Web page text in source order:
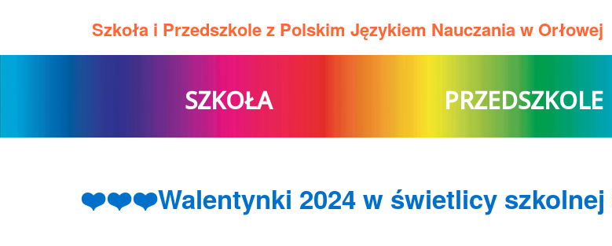
Szkoła i Przedszkole z Polskim Językiem Nauczania w Orłowej
SZKOŁA PRZEDSZKOLE
❤️❤️❤️Walentynki 2024 w świetlicy